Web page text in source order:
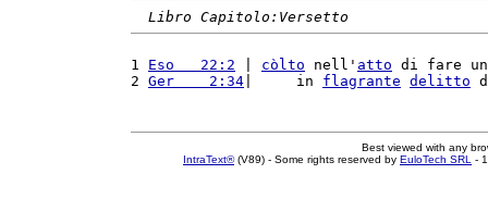
Libro Capitolo:Versetto
1 Eso   22:2 còlto nell' atto di fare
2 Ger    2:34 |     in flagrante delitto
Best viewed with any
IntraText®(V89) - Some rights reserved by EuloTech SRL -